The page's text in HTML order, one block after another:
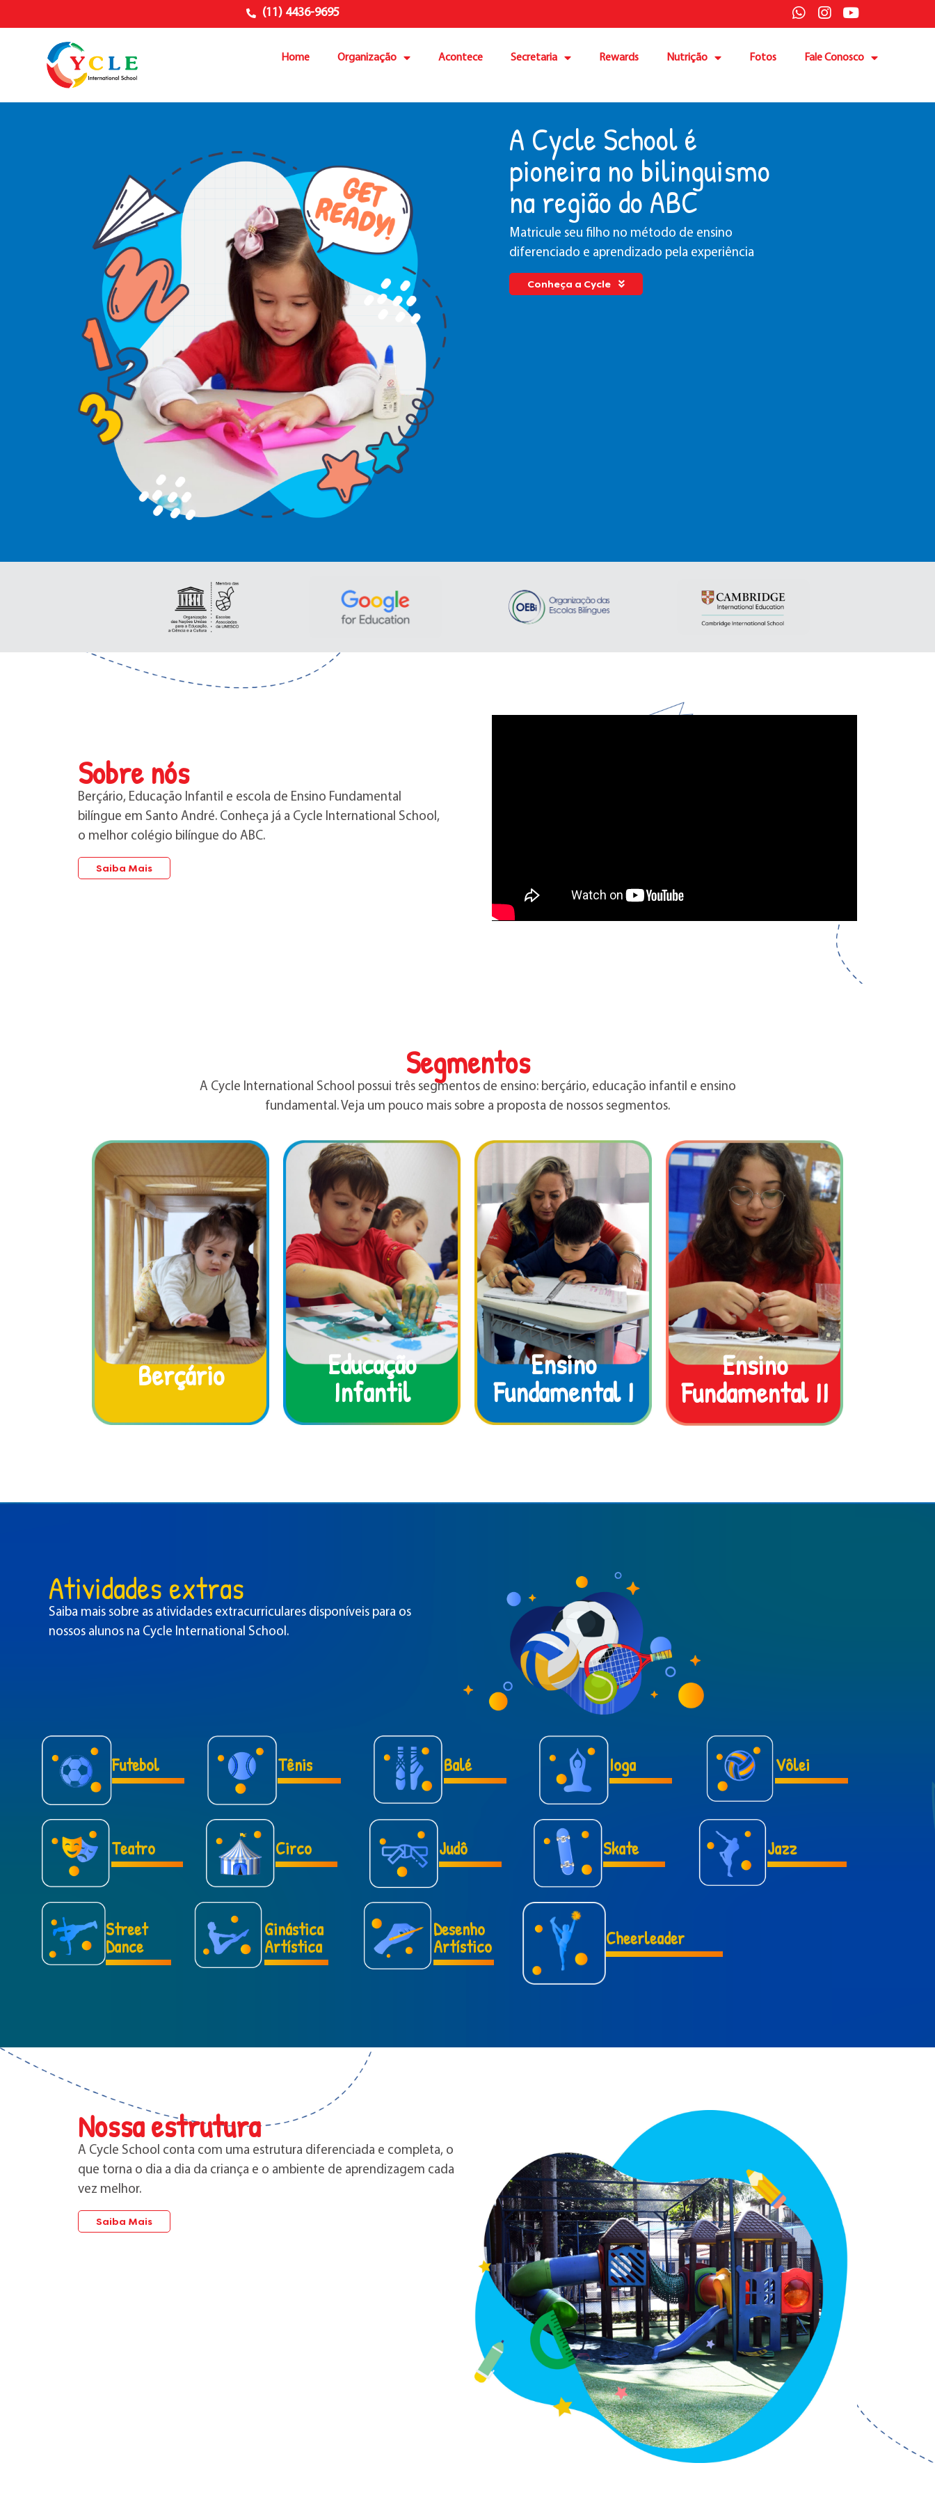
(11) 4436-9695
Home Organização Acontece Secretaria Rewards Nutrição Fotos Fale Conosco
A Cycle School é
pioneira no bilinguismo
na região do ABC
Matricule seu filho no método de ensino
diferenciado e aprendizado pela experiência
Conheça a Cycle
Sobre nós
Berçário, Educação Infantil e escola de Ensino Fundamental
bilíngue em Santo André. Conheça já a Cycle International School,
o melhor colégio bilíngue do ABC.
Saiba Mais
Segmentos
A Cycle International School possui três segmentos de ensino: berçário, educação infantil e ensino
fundamental. Veja um pouco mais sobre a proposta de nossos segmentos.
Berçário Educação
Infantil
Ensino
Fundamental I
Ensino
Fundamental II
Atividades extras
Saiba mais sobre as atividades extracurriculares disponíveis para os
nossos alunos na Cycle International School.
Futebol Tênis Balé Ioga Vôlei
Teatro Circo Judô Skate Jazz
Street
Dance
Ginástica
Artística
Desenho
Artístico Cheerleader
Nossa estrutura
A Cycle School conta com uma estrutura diferenciada e completa, o
que torna o dia a dia da criança e o ambiente de aprendizagem cada
vez melhor.
Saiba Mais